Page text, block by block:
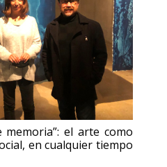
el arte como
en cualquier tiempo